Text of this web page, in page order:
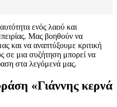
ενός λαού και
Μας βοηθούν να
και να αναπτύξουμε κριτική
σε μια συζήτηση μπορεί να
στα λεγόμενά μας.
«Γιάννης κερνά